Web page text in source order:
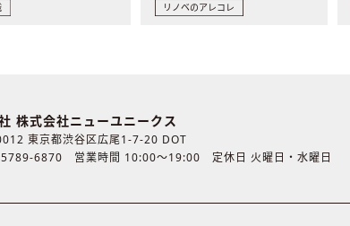
リノベのアレコレ
株式会社ニューユニークス
東京都渋谷区広尾1-7-20 DOT
5789-6870 営業時間 10:00〜19:00 定休日 火曜日・水曜日